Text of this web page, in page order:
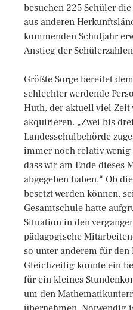
besuchen 225 Schüler
aus anderen
kommenden Schuljahr
Anstieg der
Größte Sorge bereitet
schlechter werdende
Huth, der aktuell viel Zeit
akquirieren. „Zwei bis
Landesschulbehörde
immer noch relativ wenig
dass wir am Ende dieses
abgegeben haben.“ Ob
besetzt werden können,
Gesamtschule hatte
Situation in den
pädagogische
so unter anderem für den
Gleichzeitig konnte ein
für ein kleines
um den